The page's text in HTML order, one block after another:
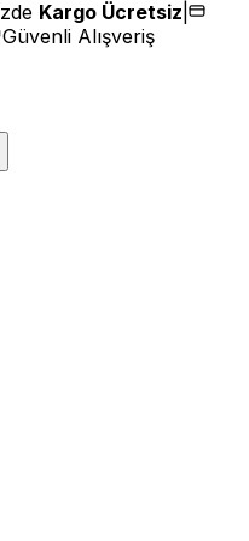
Kargo Ücretsiz
Güvenli Alışveriş